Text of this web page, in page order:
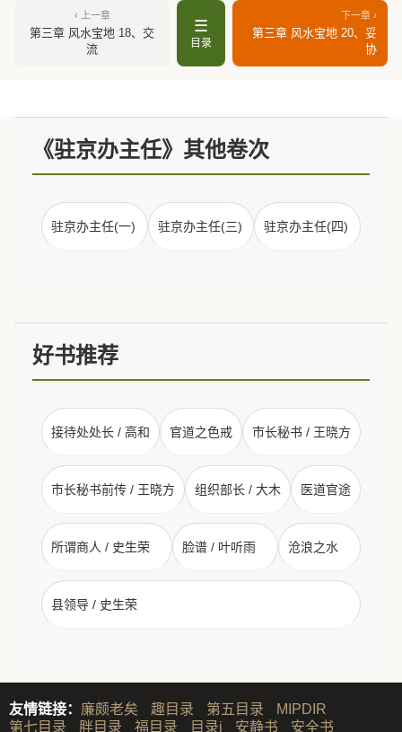
‹ 上一章
第三章 风水宝地 18、交
流
☰
目录
下一章 ›
第三章 风水宝地 20、妥
协
《驻京办主任》其他卷次
驻京办主任(一) 驻京办主任(三) 驻京办主任(四)
好书推荐
接待处处长 / 高和 官道之色戒 市长秘书 / 王晓方
市长秘书前传 / 王晓方 组织部长 / 大木 医道官途
所谓商人 / 史生荣 脸谱 / 叶听雨 沧浪之水
县领导 / 史生荣
友情链接： 廉颇老矣 趣目录 第五目录
MIPDIR
第七目录
胖目录 福目录 目录i 安静书 安全书